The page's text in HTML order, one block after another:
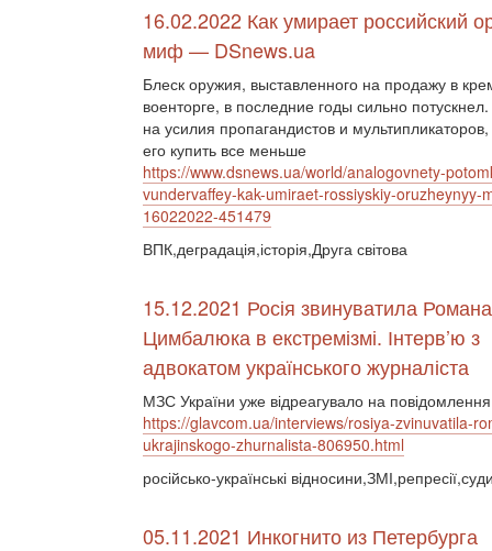
16.02.2022 Как умирает российский
миф — DSnews.ua
Блеск оружия, выставленного на продажу в
военторге, в последние годы сильно
на усилия пропагандистов и
его купить все меньше
https://www.dsnews.ua/world/analogovnety-
vundervaffey-kak-umiraet-rossiyskiy-oruzheynyy-
16022022-451479
ВПК,деградація,історія,Друга світова
15.12.2021 Росія звинуватила Романа
Цимбалюка в екстремізмі. Інтерв’ю з
адвокатом українського журналіста
МЗС України уже відреагувало на
https://glavcom.ua/interviews/rosiya-zvinuvatila-
ukrajinskogo-zhurnalista-806950.html
російсько-українські
05.11.2021 Инкогнито из Петербурга